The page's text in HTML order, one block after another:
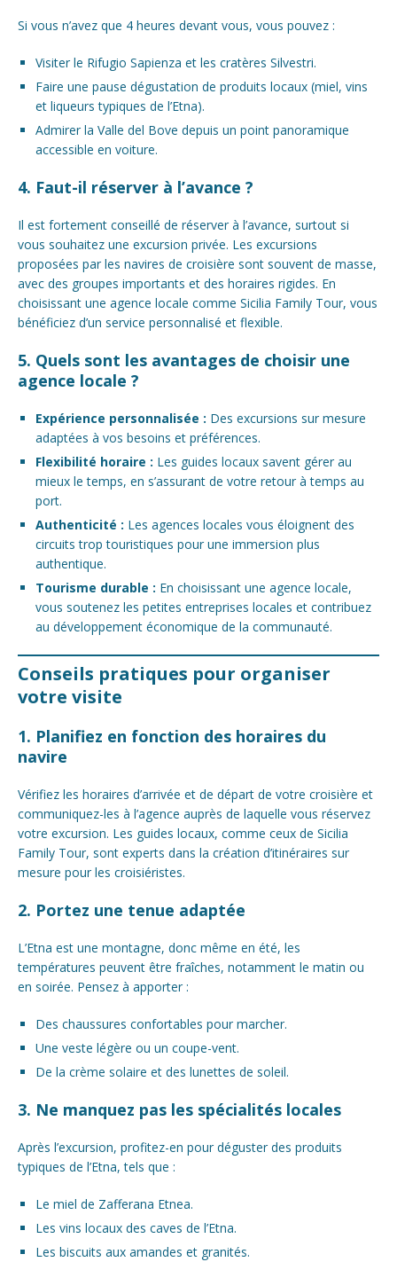
Si vous n’avez que 4 heures devant vous, vous pouvez :
Visiter le Rifugio Sapienza et les cratères Silvestri.
Faire une pause dégustation de produits locaux (miel, vins
et liqueurs typiques de l’Etna).
Admirer la Valle del Bove depuis un point panoramique
accessible en voiture.
4. Faut-il réserver à l’avance ?
Il est fortement conseillé de réserver à l’avance, surtout si
vous souhaitez une excursion privée. Les excursions
proposées par les navires de croisière sont souvent de masse,
avec des groupes importants et des horaires rigides. En
choisissant une agence locale comme Sicilia Family Tour, vous
bénéficiez d’un service personnalisé et flexible.
5. Quels sont les avantages de choisir une
agence locale ?
Expérience personnalisée : Des excursions sur mesure
adaptées à vos besoins et préférences.
Flexibilité horaire : Les guides locaux savent gérer au
mieux le temps, en s’assurant de votre retour à temps au
port.
Authenticité : Les agences locales vous éloignent des
circuits trop touristiques pour une immersion plus
authentique.
Tourisme durable : En choisissant une agence locale,
vous soutenez les petites entreprises locales et contribuez
au développement économique de la communauté.
Conseils pratiques pour organiser
votre visite
1. Planifiez en fonction des horaires du
navire
Vérifiez les horaires d’arrivée et de départ de votre croisière et
communiquez-les à l’agence auprès de laquelle vous réservez
votre excursion. Les guides locaux, comme ceux de Sicilia
Family Tour, sont experts dans la création d’itinéraires sur
mesure pour les croisiéristes.
2. Portez une tenue adaptée
L’Etna est une montagne, donc même en été, les
températures peuvent être fraîches, notamment le matin ou
en soirée. Pensez à apporter :
Des chaussures confortables pour marcher.
Une veste légère ou un coupe-vent.
De la crème solaire et des lunettes de soleil.
3. Ne manquez pas les spécialités locales
Après l’excursion, profitez-en pour déguster des produits
typiques de l’Etna, tels que :
Le miel de Zafferana Etnea.
Les vins locaux des caves de l’Etna.
Les biscuits aux amandes et granités.